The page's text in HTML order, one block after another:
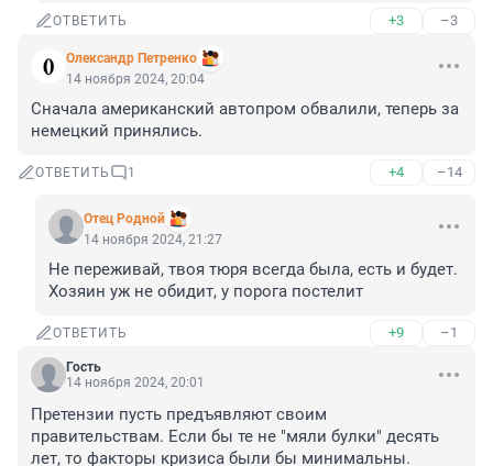
ОТВЕТИТЬ +3 –3
Олександр Петренко
14 ноября 2024, 20:04
Сначала американский автопром обвалили, теперь за
немецкий принялись.
ОТВЕТИТЬ 1 +4 –14
Отец Родной
14 ноября 2024, 21:27
Не переживай, твоя тюря всегда была, есть и будет.
Хозяин уж не обидит, у порога постелит
ОТВЕТИТЬ +9 –1
Гость
14 ноября 2024, 20:01
Претензии пусть предъявляют своим
правительствам. Если бы те не "мяли булки" десять
лет, то факторы кризиса были бы минимальны.